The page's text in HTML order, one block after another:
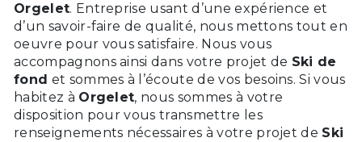
Orgelet. Entreprise usant d’une expérience et
d’un savoir-faire de qualité, nous mettons tout en
oeuvre pour vous satisfaire. Nous vous
accompagnons ainsi dans votre projet de Ski de
fond et sommes à l’écoute de vos besoins. Si vous
habitez à Orgelet, nous sommes à votre
disposition pour vous transmettre les
renseignements nécessaires à votre projet de Ski